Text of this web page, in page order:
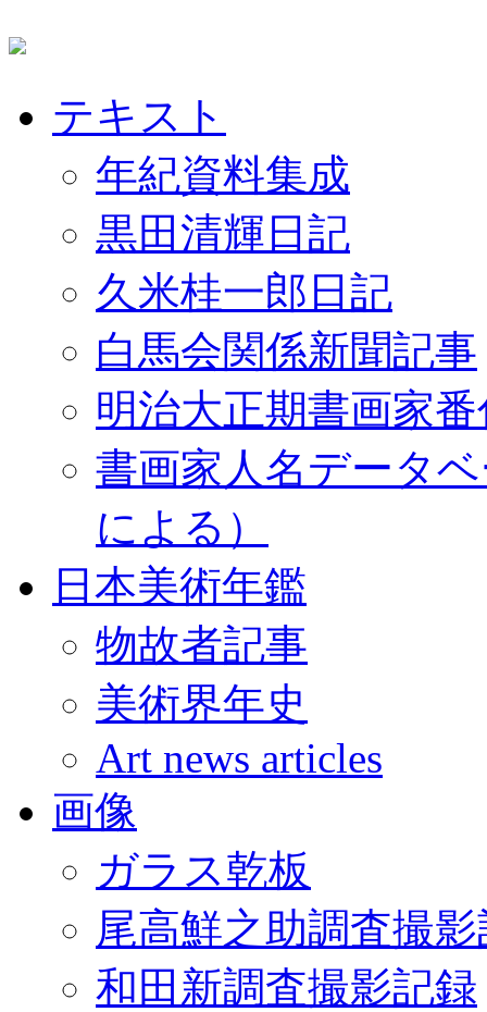
テキスト
年紀資料集成
黒田清輝日記
久米桂一郎日記
白馬会関係新聞記事
明治大正期書画家
書画家人名データ
による）
日本美術年鑑
物故者記事
美術界年史
Art news articles
画像
ガラス乾板
尾高鮮之助調査撮
和田新調査撮影記録